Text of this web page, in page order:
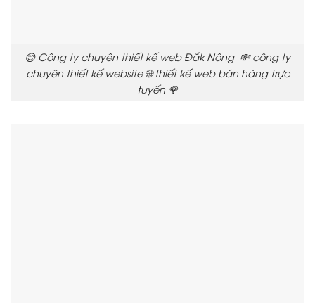
😊 Công ty chuyên thiết kế web Đắk Nông 💸 công ty
chuyên thiết kế website 🌐 thiết kế web bán hàng trực
tuyến 🌹